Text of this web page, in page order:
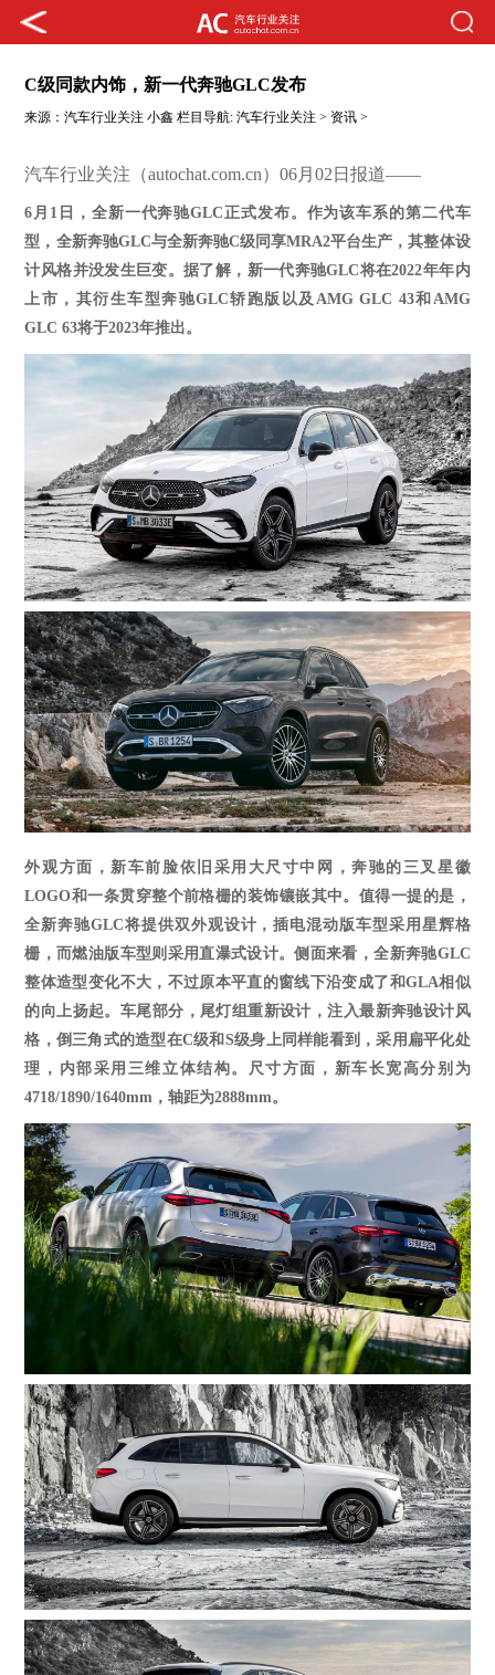
C级同款内饰，新一代奔驰GLC发布
来源：汽车行业关注 小鑫 栏目导航:汽车行业关注 > 资讯 >
汽车行业关注（autochat.com.cn）06月02日报道——
6月1日，全新一代奔驰GLC正式发布。作为该车系的第二代车
型，全新奔驰GLC与全新奔驰C级同享MRA2平台生产，其整体设
计风格并没发生巨变。据了解，新一代奔驰GLC将在2022年年内
上市，其衍生车型奔驰GLC轿跑版以及AMG GLC 43和AMG
GLC 63将于2023年推出。
外观方面，新车前脸依旧采用大尺寸中网，奔驰的三叉星徽
LOGO和一条贯穿整个前格栅的装饰镶嵌其中。值得一提的是，
全新奔驰GLC将提供双外观设计，插电混动版车型采用星辉格
栅，而燃油版车型则采用直瀑式设计。侧面来看，全新奔驰GLC
整体造型变化不大，不过原本平直的窗线下沿变成了和GLA相似
的向上扬起。车尾部分，尾灯组重新设计，注入最新奔驰设计风
格，倒三角式的造型在C级和S级身上同样能看到，采用扁平化处
理，内部采用三维立体结构。尺寸方面，新车长宽高分别为
4718/1890/1640mm，轴距为2888mm。